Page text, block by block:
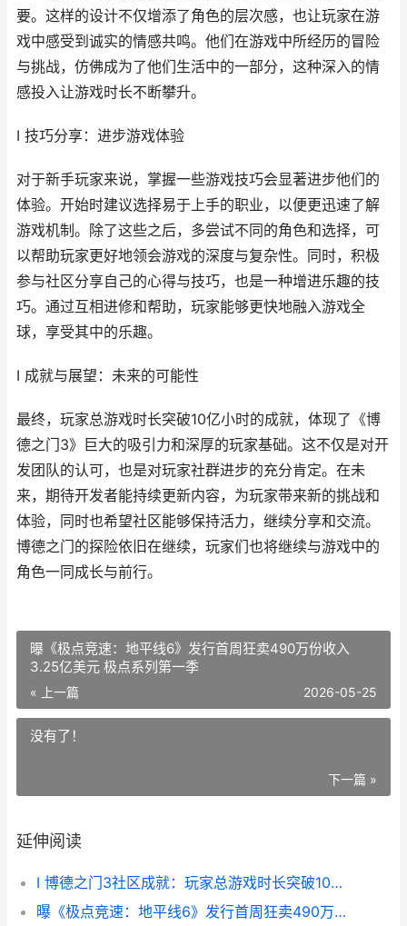
要。这样的设计不仅增添了角色的层次感，也让玩家在游
戏中感受到诚实的情感共鸣。他们在游戏中所经历的冒险
与挑战，仿佛成为了他们生活中的一部分，这种深入的情
感投入让游戏时长不断攀升。
I 技巧分享：进步游戏体验
对于新手玩家来说，掌握一些游戏技巧会显著进步他们的
体验。开始时建议选择易于上手的职业，以便更迅速了解
游戏机制。除了这些之后，多尝试不同的角色和选择，可
以帮助玩家更好地领会游戏的深度与复杂性。同时，积极
参与社区分享自己的心得与技巧，也是一种增进乐趣的技
巧。通过互相进修和帮助，玩家能够更快地融入游戏全
球，享受其中的乐趣。
I 成就与展望：未来的可能性
最终，玩家总游戏时长突破10亿小时的成就，体现了《博
德之门3》巨大的吸引力和深厚的玩家基础。这不仅是对开
发团队的认可，也是对玩家社群进步的充分肯定。在未
来，期待开发者能持续更新内容，为玩家带来新的挑战和
体验，同时也希望社区能够保持活力，继续分享和交流。
博德之门的探险依旧在继续，玩家们也将继续与游戏中的
角色一同成长与前行。
曝《极点竞速：地平线6》发行首周狂卖490万份收入
3.25亿美元 极点系列第一季
« 上一篇 2026-05-25
没有了！
下一篇 »
延伸阅读
I 博德之门3社区成就：玩家总游戏时长突破10亿小时
曝《极点竞速：地平线6》发行首周狂卖490万份收入3.25亿美元 极点系列第一季